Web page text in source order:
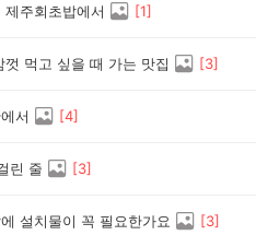
제주회초밥에서 [1]
껏 먹고 싶을 때 가는 맛집 [3]
서 [4]
린 줄 [3]
설치물이 꼭 필요한가요 [3]